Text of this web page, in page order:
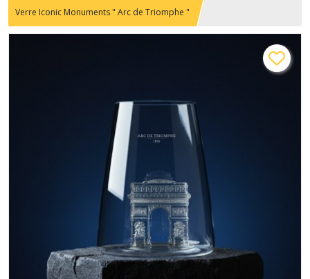
Verre Iconic Monuments " Arc de Triomphe "